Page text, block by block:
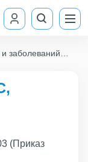
заболеваний
(Приказ